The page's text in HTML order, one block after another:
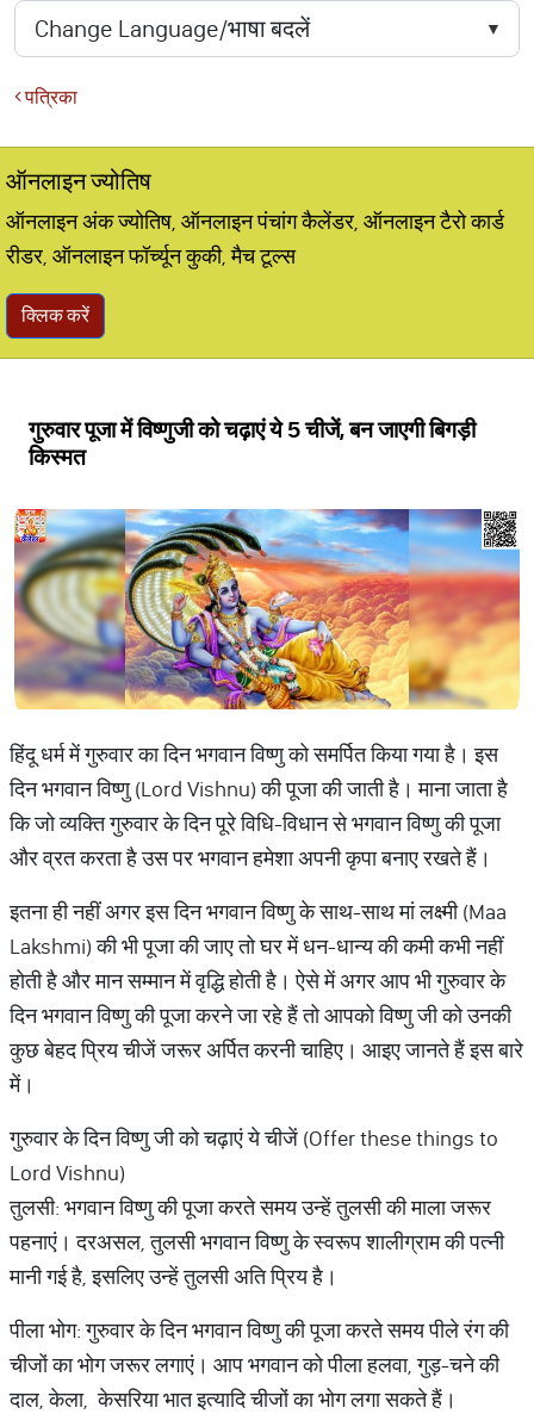
पत्रिका
ऑनलाइन ज्योतिष
ऑनलाइन अंक ज्योतिष, ऑनलाइन पंचांग कैलेंडर, ऑनलाइन टैरो कार्ड
रीडर, ऑनलाइन फॉर्च्यून कुकी, मैच टूल्स
क्लिक करें
गुरुवार पूजा में विष्णुजी को चढ़ाएं ये 5 चीजें, बन जाएगी बिगड़ी
किस्मत
हिंदू धर्म में गुरुवार का दिन भगवान विष्णु को समर्पित किया गया है। इस
दिन भगवान विष्णु (Lord Vishnu) की पूजा की जाती है। माना जाता है
कि जो व्यक्ति गुरुवार के दिन पूरे विधि-विधान से भगवान विष्णु की पूजा
और व्रत करता है उस पर भगवान हमेशा अपनी कृपा बनाए रखते हैं।
इतना ही नहीं अगर इस दिन भगवान विष्णु के साथ-साथ मां लक्ष्मी (Maa
Lakshmi) की भी पूजा की जाए तो घर में धन-धान्य की कमी कभी नहीं
होती है और मान सम्मान में वृद्धि होती है। ऐसे में अगर आप भी गुरुवार के
दिन भगवान विष्णु की पूजा करने जा रहे हैं तो आपको विष्णु जी को उनकी
कुछ बेहद प्रिय चीजें जरूर अर्पित करनी चाहिए। आइए जानते हैं इस बारे
में।
गुरुवार के दिन विष्णु जी को चढ़ाएं ये चीजें (Offer these things to
Lord Vishnu)
तुलसी: भगवान विष्णु की पूजा करते समय उन्हें तुलसी की माला जरूर
पहनाएं। दरअसल, तुलसी भगवान विष्णु के स्वरूप शालीग्राम की पत्नी
मानी गई है, इसलिए उन्हें तुलसी अति प्रिय है।
पीला भोग: गुरुवार के दिन भगवान विष्णु की पूजा करते समय पीले रंग की
चीजों का भोग जरूर लगाएं। आप भगवान को पीला हलवा, गुड़-चने की
दाल, केला, केसरिया भात इत्यादि चीजों का भोग लगा सकते हैं।